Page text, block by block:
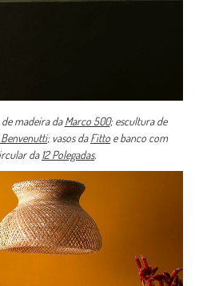
madeira daMarco 500; escultura de
Benvenutti; vasos daFitto e banco com
da12 Polegadas.